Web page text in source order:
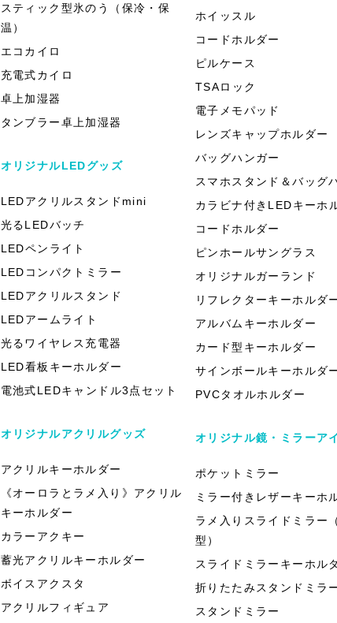
スティック型氷のう（保冷・保
温）
エコカイロ
充電式カイロ
卓上加湿器
タンブラー卓上加湿器
オリジナルLEDグッズ
LEDアクリルスタンドmini
光るLEDバッチ
LEDペンライト
LEDコンパクトミラー
LEDアクリルスタンド
LEDアームライト
光るワイヤレス充電器
LED看板キーホルダー
電池式LEDキャンドル3点セット
オリジナルアクリルグッズ
アクリルキーホルダー
《オーロラとラメ入り》アクリル
キーホルダー
カラーアクキー
蓄光アクリルキーホルダー
ボイスアクスタ
アクリルフィギュア
ホイッスル
コードホルダー
ピルケース
TSAロック
電子メモパッド
レンズキャップホルダー
バッグハンガー
スマホスタンド＆バッグ
カラビナ付きLEDキーホ
コードホルダー
ピンホールサングラス
オリジナルガーランド
リフレクターキーホルダ
アルバムキーホルダー
カード型キーホルダー
サインボールキーホルダ
PVCタオルホルダー
オリジナル鏡・ミラーア
ポケットミラー
ミラー付きレザーキーホ
ラメ入りスライドミラー
型）
スライドミラーキーホル
折りたたみスタンドミラ
スタンドミラー